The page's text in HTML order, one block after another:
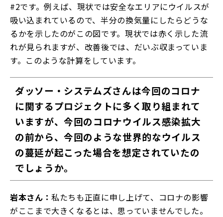
#2です。例えば、現状では安全なエリアにウイルスが
吸い込まれているので、半分の換気量にしたらどうな
るかを示したのがこの図です。現状では赤く示した流
れが見られますが、改善後では、だいぶ収まっていま
す。このような計算をしています。
ダッソー・システムズさんは今回のコロナ
に関するプロジェクトに多く取り組まれて
いますが、今回のコロナウイルス感染拡大
の前から、今回のような世界的なウイルス
の蔓延が起こった場合を想定されていたの
でしょうか。
岩本さん：私たちも正直に申し上げて、コロナの影響
がここまで大きくなるとは、思っていませんでした。